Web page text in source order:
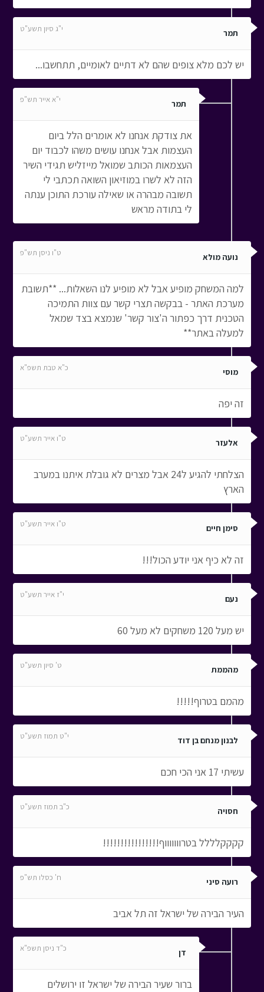
תמר י"ג סיון תשע"ט
יש לכם מלא צופים שהם לא דתיים לאומיים, תתחשבו...
תמר י"א אייר תש"פ
את צודקת אנחנו לא אומרים הלל ביום
העצמות אבל אנחנו עושים משהו לכבוד יום
העצמאות הכותב שמואל מייזליש תגידי השיר
הזה לא לשרו במוזיאון השואה תכתבי לי
תשובה מבהרה או שאילה עורכת התוכן ענתה
לי בתודה מראש
נועה מולא ט"ו ניסן תש"פ
למה המשחק מופיע אבל לא מופיע לנו השאלות... **תשובת
מערכת האתר - בבקשה תצרי קשר עם צוות התמיכה
הטכנית דרך כפתור ה'צור קשר' שנמצא בצד שמאל
למעלה באתר**
מוסי כ"א טבת תשפ"א
זה יפה
אלעזר ט"ו אייר תשע"ט
הצלחתי להגיע ל24 אבל מצרים לא גובלת איתנו במערב
הארץ
סימן חיים ט"ו אייר תשע"ט
זה לא כיף אני יודע הכול!!!
נעם י"ז אייר תשע"ט
יש מעל 120 משחקים לא מעל 60
מהממת ט' סיון תשע"ט
מהמם בטרוף!!!!!
לבנון מנחם בן דוד י"ט תמוז תשע"ט
עשיתי 17 אני הכי חכם
חסויה כ"ב תמוז תשע"ט
קקקקלללל בטרוווווווף!!!!!!!!!!!!!!!!
רועה סיני ח' כסלו תש"פ
העיר הבירה של ישראל זה תל אביב
דן כ"ד ניסן תשפ"א
ברור שעיר הבירה של ישראל זו ירושלים